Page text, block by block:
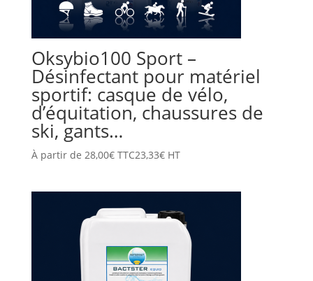
Oksybio100 Sport –
Désinfectant pour matériel
sportif: casque de vélo,
d’équitation, chaussures de
ski, gants…
À partir de 28,00€TTC23,33€HT